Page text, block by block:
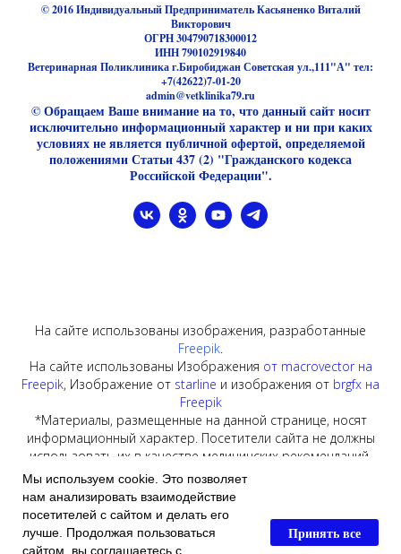
© 2016 Индивидуальный Предприниматель Касьяненко Виталий
Викторович
ОГРН 304790718300012
ИНН 790102919840
Ветеринарная Поликлиника г.Биробиджан Советская ул.,111"А" тел:
+7(42622)7-01-20
admin@vetklinika79.ru
© Обращаем Ваше внимание на то, что данный сайт носит
исключительно информационный характер и ни при каких
условиях не является публичной офертой, определяемой
положениями Статьи 437 (2) "Гражданского кодекса
Российской Федерации".
На сайте использованы изображения, разработанные
Freepik.
На сайте использованы Изображения от macrovector на
Freepik, Изображение от starline и изображения от brgfx на
Freepik
*Материалы, размещенные на данной странице, носят
информационный характер. Посетители сайта не должны
использовать их в качестве медицинских рекомендаций.
Окончательный диагноз и методика лечения определяются
исключительно лечащим врачом! ИП Касьяненко В.В. не
несет ответственности за возможные негативные
последствия, возникшие в результате использования
информации, размещенной на сайте vetklinika79.ru
Мы используем cookie. Это позволяет
нам анализировать взаимодействие
посетителей с сайтом и делать его
лучше. Продолжая пользоваться
сайтом, вы соглашаетесь с
Принять все